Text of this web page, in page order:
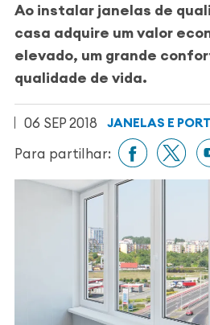
Ao instalar janelas de
casa adquire um valor
elevado, um grande
qualidade de vida.
06 SEP 2018 JANELAS E
Para partilhar: